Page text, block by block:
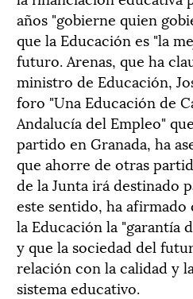
años "gobierne quien
que la Educación es "la
futuro. Arenas, que ha
ministro de Educación,
foro "Una Educación de
Andalucía del Empleo"
partido en Granada, ha
que ahorre de otras
de la Junta irá destinado
este sentido, ha afirmado
la Educación la "garantía
y que la sociedad del
relación con la calidad y
sistema educativo.